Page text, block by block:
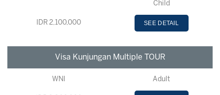
Child
IDR 2,100,000 SEE DETAIL
Visa Kunjungan Multiple TOUR
WNI Adult